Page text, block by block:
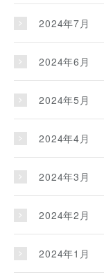
2024年7月
2024年6月
2024年5月
2024年4月
2024年3月
2024年2月
2024年1月